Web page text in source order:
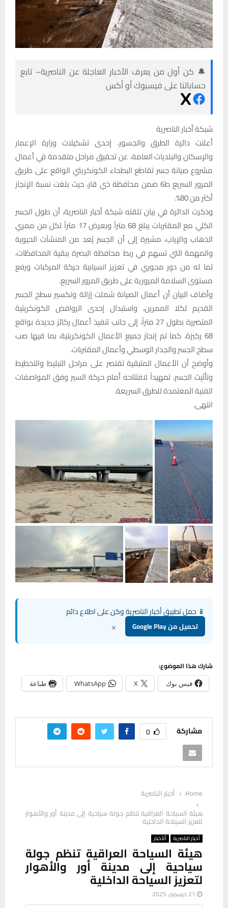
🔔 كن أول من يعرف الأخبار العاجلة عن الناصرية– تابع
حساباتنا على فيسبوك أو أكس
شبكة أخبار الناصرية
أعلنت دائرة الطرق والجسور، إحدى تشكيلات وزارة الإعمار
والإسكان والبلديات العامة، عن تحقيق مراحل متقدمة في أعمال
مشروع صيانة جسر تقاطع البطحاء الكونكريتي الواقع على طريق
المرور السريع ط6 ضمن محافظة ذي قار، حيث بلغت نسبة الإنجاز
أكثر من 80%.
وذكرت الدائرة في بيان تلقته شبكة أخبار الناصرية، أن طول الجسر
الكلي مع المقتربات يبلغ 68 متراً وبعرض 17 متراً لكل من ممري
الذهاب والإياب، مشيرة إلى أن الجسر يُعد من المنشآت الحيوية
والمهمة التي تسهم في ربط محافظة البصرة ببقية المحافظات،
لما له من دور محوري في تعزيز انسيابية حركة المركبات ورفع
مستوى السلامة المرورية على طريق المرور السريع.
وأضاف البيان أن أعمال الصيانة شملت إزالة وتكسير سطح الجسر
القديم لكلا الممرين، واستبدال إحدى الروافض الكونكريتية
المتضررة بطول 27 متراً، إلى جانب تنفيذ أعمال ركائز جديدة بواقع
68 ركيزة. كما تم إنجاز جميع الأعمال الكونكريتية، بما فيها صب
سطح الجسر والجدار الوسطي وأعمال المقتربات.
وأوضح أن الأعمال المتبقية تقتصر على مراحل التبليط والتخطيط
وتأثيث الجسر، تمهيداً لافتتاحه أمام حركة السير وفق المواصفات
الفنية المعتمدة للطرق السريعة.
انتهى.
📱 حمل تطبيق أخبار الناصرية وكن على اطلاع دائم
تحميل من Google Play ×
شارك هذا الموضوع:
فيس بوك X
WhatsApp طباعة
مشاركة 0
Home
أخبار الناصرية
هيئة السياحة العراقية تنظم جولة سياحية إلى مدينة أور والأهوار
لتعزيز السياحة الداخلية
أخبار الناصرية ألأخبار
هيئة السياحة العراقية تنظم جولة
سياحية إلى مدينة أور والأهوار
لتعزيز السياحة الداخلية
21 ديسمبر، 2025